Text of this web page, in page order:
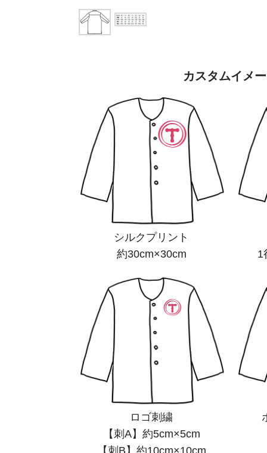
カスタムイメ
シルクプリント
約30cm×30cm
1
ロゴ刺繍
【刺A】約5cm×5cm
【刺B】約10cm×10cm